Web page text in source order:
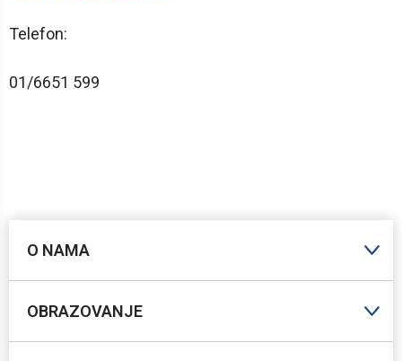
Telefon:
01/6651 599
O NAMA
OBRAZOVANJE